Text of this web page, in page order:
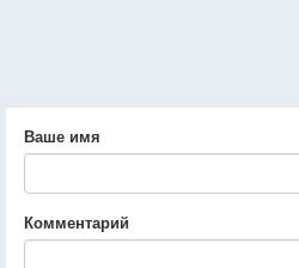
Ваше имя
Комментарий